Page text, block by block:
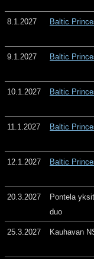
8.1.2027 Baltic
9.1.2027 Baltic
10.1.2027 Baltic
11.1.2027 Baltic
12.1.2027 Baltic
20.3.2027
Pontela
duo
25.3.2027 Kauhavan